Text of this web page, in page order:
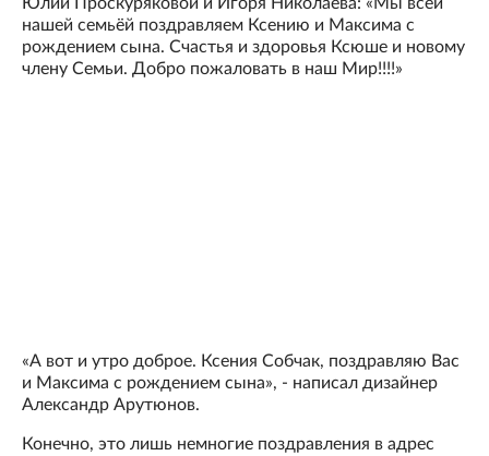
нашей семьёй поздравляем Ксению и Максима с
рождением сына. Счастья и здоровья Ксюше и новому
члену Семьи. Добро пожаловать в наш Мир!!!!»
«А вот и утро доброе. Ксения Собчак, поздравляю Вас
и Максима с рождением сына», - написал дизайнер
Александр Арутюнов.
Конечно, это лишь немногие поздравления в адрес